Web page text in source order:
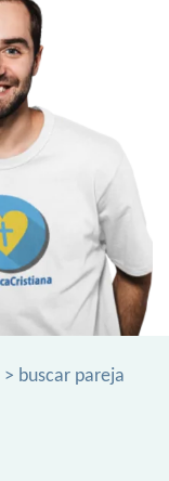
> buscar pareja